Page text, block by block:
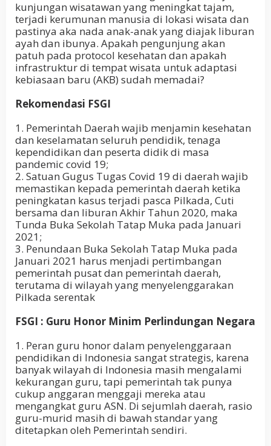
kunjungan wisatawan yang meningkat tajam,
terjadi kerumunan manusia di lokasi wisata dan
pastinya aka nada anak-anak yang diajak liburan
ayah dan ibunya. Apakah pengunjung akan
patuh pada protocol kesehatan dan apakah
infrastruktur di tempat wisata untuk adaptasi
kebiasaan baru (AKB) sudah memadai?
Rekomendasi FSGI
1. Pemerintah Daerah wajib menjamin kesehatan
dan keselamatan seluruh pendidik, tenaga
kependidikan dan peserta didik di masa
pandemic covid 19;
2. Satuan Gugus Tugas Covid 19 di daerah wajib
memastikan kepada pemerintah daerah ketika
peningkatan kasus terjadi pasca Pilkada, Cuti
bersama dan liburan Akhir Tahun 2020, maka
Tunda Buka Sekolah Tatap Muka pada Januari
2021;
3. Penundaan Buka Sekolah Tatap Muka pada
Januari 2021 harus menjadi pertimbangan
pemerintah pusat dan pemerintah daerah,
terutama di wilayah yang menyelenggarakan
Pilkada serentak
FSGI : Guru Honor Minim Perlindungan Negara
1. Peran guru honor dalam penyelenggaraan
pendidikan di Indonesia sangat strategis, karena
banyak wilayah di Indonesia masih mengalami
kekurangan guru, tapi pemerintah tak punya
cukup anggaran menggaji mereka atau
mengangkat guru ASN. Di sejumlah daerah, rasio
guru-murid masih di bawah standar yang
ditetapkan oleh Pemerintah sendiri.